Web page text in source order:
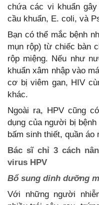
chứa các vi khuẩn
cầu khuẩn, E. coli, và
Bạn có thể mắc bệnh
mụn rộp) từ chiếc bàn
rộp miệng. Nếu như
khuẩn xâm nhập vào
cơ bị viêm gan, HIV
khác.
Ngoài ra, HPV cũng
dụng của người bị
bấm sinh thiết, quần áo
Bác sĩ chỉ 3 cách
virus HPV
Bổ sung dinh dưỡng
Với những người